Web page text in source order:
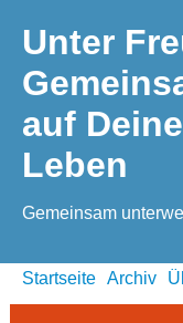
Unter
auf
Leben
Gemeinsam
Startseite Archiv